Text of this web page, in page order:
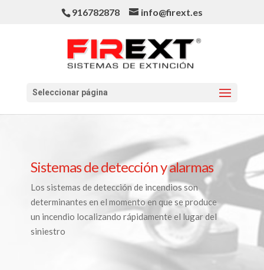
916782878 info@firext.es
Seleccionar página
Sistemas de detección y alarmas
Los sistemas de detección de incendios son
determinantes en el momento en que se produce
un incendio localizando rápidamente el lugar del
siniestro